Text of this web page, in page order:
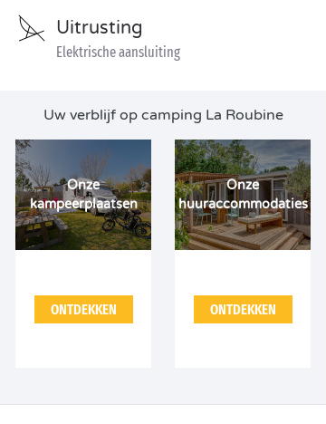
Uitrusting
Elektrische aansluiting
Uw verblijf op camping La Roubine
Onze
kampeerplaatsen
ONTDEKKEN
Onze
huuraccommodaties
ONTDEKKEN